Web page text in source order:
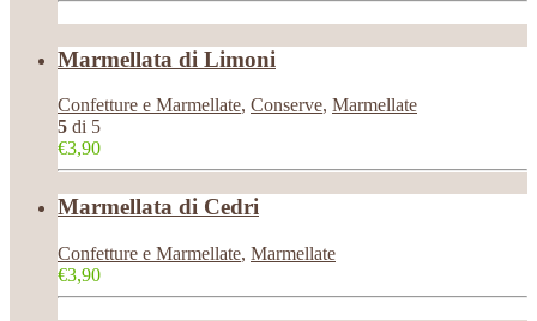
Marmellata di Limoni
Confetture e Marmellate, Conserve, Marmellate
5 di 5
€3,90
Marmellata di Cedri
Confetture e Marmellate, Marmellate
€3,90